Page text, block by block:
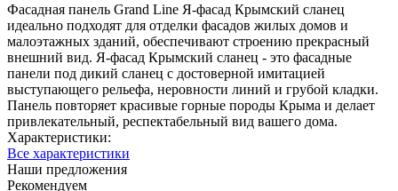
Фасадная панель Grand Line Я-фасад Крымский сланец
идеально подходят для отделки фасадов жилых домов и
малоэтажных зданий, обеспечивают строению прекрасный
внешний вид. Я-фасад Крымский сланец - это фасадные
панели под дикий сланец с достоверной имитацией
выступающего рельефа, неровности линий и грубой кладки.
Панель повторяет красивые горные породы Крыма и делает
привлекательный, респектабельный вид вашего дома.
Характеристики:
Все характеристики
Наши предложения
Рекомендуем